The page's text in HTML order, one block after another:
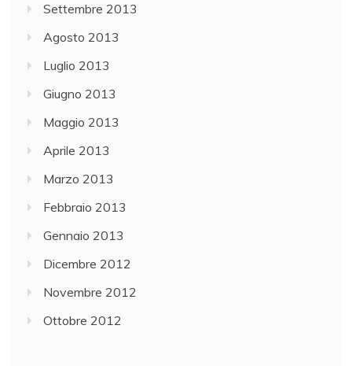
Settembre 2013
Agosto 2013
Luglio 2013
Giugno 2013
Maggio 2013
Aprile 2013
Marzo 2013
Febbraio 2013
Gennaio 2013
Dicembre 2012
Novembre 2012
Ottobre 2012